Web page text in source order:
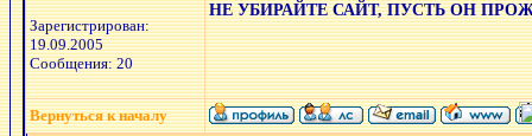
Зарегистрирован:
19.09.2005
Сообщения: 20
НЕ УБИРАЙТЕ САЙТ, ПУСТЬ ОН
Вернуться к началу